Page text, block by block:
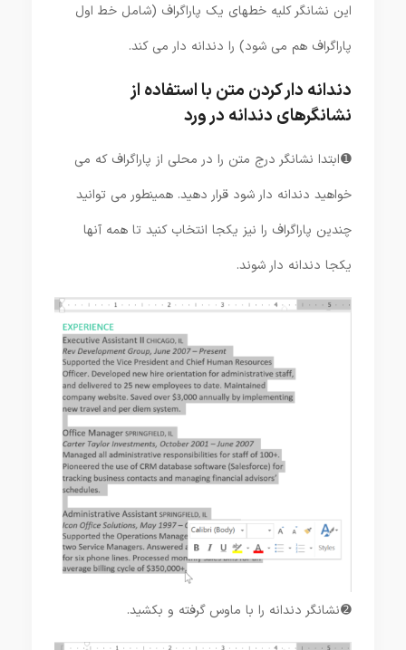
این نشانگر کلیه خطهای یک پاراگراف (شامل خط اول
پاراگراف هم می شود) را دندانه دار می کند.
دندانه دار کردن متن با استفاده از
نشانگرهای دندانه در ورد
➊ ابتدا نشانگر درج متن را در محلی از پاراگراف که می
خواهید دندانه دار شود قرار دهید. همینطور می توانید
چندین پاراگراف را نیز یکجا انتخاب کنید تا همه آنها
یکجا دندانه دار شوند.
➋ نشانگر دندانه را با ماوس گرفته و بکشید.